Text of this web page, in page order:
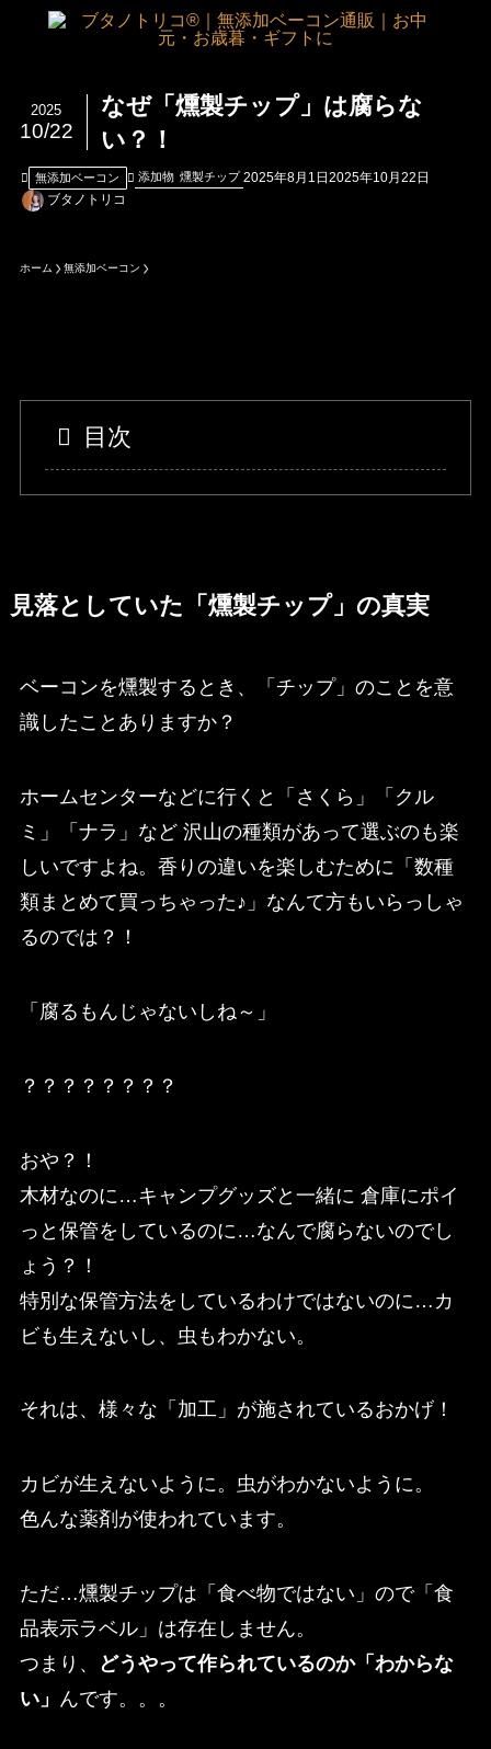
なぜ「燻製チップ」は腐らな
い？！
2025
10/22
無添加ベーコン 添加物 燻製チップ 2025年8月1日2025年10月22日
ブタノトリコ
ホーム 無添加ベーコン
目次
見落としていた「燻製チップ」の真実
ベーコンを燻製するとき、「チップ」のことを意
識したことありますか？
ホームセンターなどに行くと「さくら」「クル
ミ」「ナラ」など 沢山の種類があって選ぶのも楽
しいですよね。香りの違いを楽しむために「数種
類まとめて買っちゃった♪」なんて方もいらっしゃ
るのでは？！
「腐るもんじゃないしね～」
？？？？？？？？
おや？！
木材なのに…キャンプグッズと一緒に 倉庫にポイ
っと保管をしているのに…なんで腐らないのでし
ょう？！
特別な保管方法をしているわけではないのに…カ
ビも生えないし、虫もわかない。
それは、様々な「加工」が施されているおかげ！
カビが生えないように。虫がわかないように。
色んな薬剤が使われています。
ただ…燻製チップは「食べ物ではない」ので「食
品表示ラベル」は存在しません。
つまり、
どうやって作られているのか「わからな
い」 んです。。。